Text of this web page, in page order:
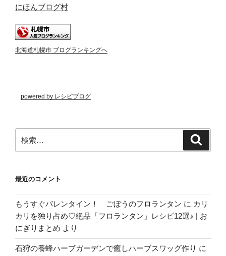
にほんブログ村
北海道札幌市 ブログランキングへ
powered by レシピブログ
索:
最近のコメント
もうすぐバレンタイン！ ごぼうのフロランタン に カリ
カリを独り占め♡絶品「フロランタン」レシピ12選♪ | お
にぎりまとめ より
石狩の養蜂ハーブガーデンで癒しハーブスワッグ作り に